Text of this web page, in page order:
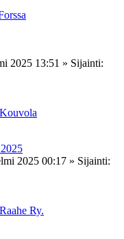
2025 13:51 » Sijainti:
2025 00:17 » Sijainti:
Ry.